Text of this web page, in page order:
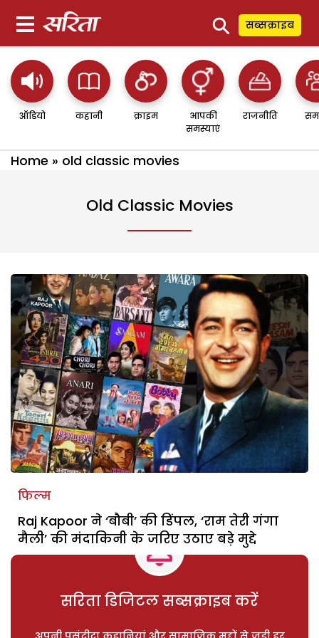
⚲ सब्सक्राइब
ऑडियो कहानी क्राइम
आपकी
समस्याएं
राजनीति
Home » old classic movies
Old Classic Movies
फिल्म
Raj Kapoor ने ‘बौबी’ की डिंपल, ‘राम तेरी गंगा
मैली’ की मंदाकिनी के जरिए उठाए बड़े मुद्दे
सरिता डिजिटल सब्सक्राइब करें